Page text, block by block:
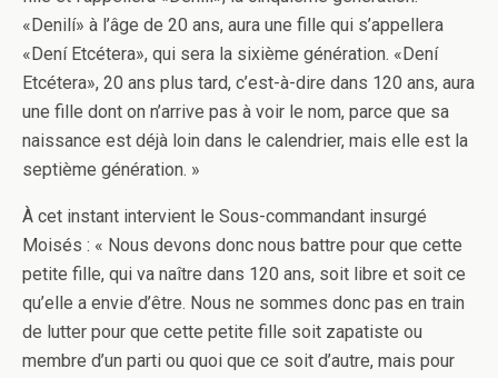
«Denilí» à l’âge de 20 ans, aura une fille qui s’appellera
«Dení Etcétera», qui sera la sixième génération. «Dení
Etcétera», 20 ans plus tard, c’est-à-dire dans 120 ans, aura
une fille dont on n’arrive pas à voir le nom, parce que sa
naissance est déjà loin dans le calendrier, mais elle est la
septième génération. »
À cet instant intervient le Sous-commandant insurgé
Moisés : « Nous devons donc nous battre pour que cette
petite fille, qui va naître dans 120 ans, soit libre et soit ce
qu’elle a envie d’être. Nous ne sommes donc pas en train
de lutter pour que cette petite fille soit zapatiste ou
membre d’un parti ou quoi que ce soit d’autre, mais pour